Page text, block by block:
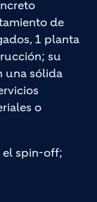
de
1 planta
su
una sólida
o
el spin-off;